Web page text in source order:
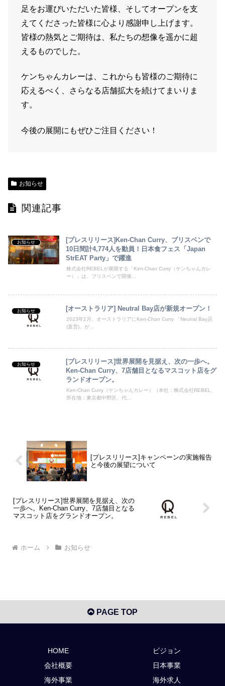
足をお運びいただいた皆様、そしてオープンを支
えてくださった皆様に心より感謝申し上げます。
皆様の熱気とご期待は、私たちの想像を遥かに超
えるものでした。
ケンちゃんカレーは、これからも皆様のご期待に
応えるべく、さらなる店舗拡大を続けてまいりま
す。
今後の展開にもぜひご注目ください！
お知らせ
関連記事
お知らせ
[プレスリリース]Ken-Chan Curry、ブリスベンで
10日間計4,774人を動員！日本食フェス「Japan
StrEAT Party」で躍進
株式会社REBELが展開する「Ken-Chan Curry（ケンちゃんカレ
ー）」は、ブリスベンで開催...
お知らせ [オーストラリア] Neutral Bay店が新規オープン！
2023年2月、オーストラリアにKen-Chan Curry 「Neutral Bay店
(直営)」が...
お知らせ
[プレスリリース]世界展開を見据え、次の一歩へ。
Ken-Chan Curry、7店舗目となるマスコット店をグ
ランドオープン。
Ken-Chan Curry（ケンちゃんカレー）（本社：株式会社REBEL、
所在地：東京都中野区、代...
[プレスリリース]キャンペーンの実施報告
と今後の展望について
[プレスリリース]世界展開を見据え、次の
一歩へ。Ken-Chan Curry、7店舗目となる
マスコット店をグランドオープン。
ホーム お知らせ
PAGE TOP
HOME
ビジョン
会社概要
日本事業
海外事業
海外求人